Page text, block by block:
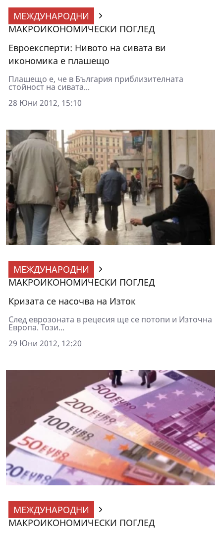
МЕЖДУНАРОДНИ
МАКРОИКОНОМИЧЕСКИ ПОГЛЕД
Евроексперти: Нивото на сивата ви
икономика е плашещо
Плашещо е, че в България приблизителната
стойност нa сивата...
28 Юни 2012, 15:10
МЕЖДУНАРОДНИ
МАКРОИКОНОМИЧЕСКИ ПОГЛЕД
Кризата се насочва на Изток
След еврозоната в рецесия ще се потопи и Източна
Европа. Този...
29 Юни 2012, 12:20
МЕЖДУНАРОДНИ
МАКРОИКОНОМИЧЕСКИ ПОГЛЕД